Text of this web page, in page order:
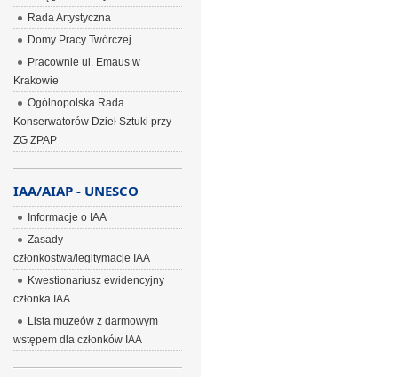
Rada Artystyczna
Domy Pracy Twórczej
Pracownie ul. Emaus w
Krakowie
Ogólnopolska Rada
Konserwatorów Dzieł Sztuki przy
ZG ZPAP
IAA/AIAP - UNESCO
Informacje o IAA
Zasady
członkostwa/legitymacje IAA
Kwestionariusz ewidencyjny
członka IAA
Lista muzeów z darmowym
wstępem dla członków IAA